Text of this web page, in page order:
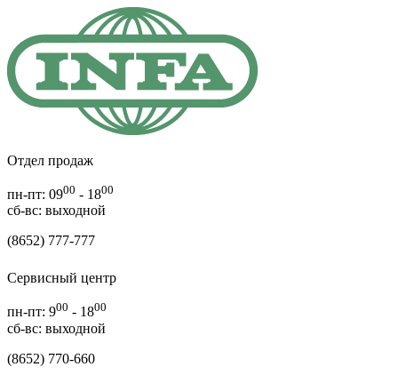
Отдел продаж
пн-пт: 0900 - 1800
cб-вс: выходной
(8652) 777-777
Сервисный центр
пн-пт: 900 - 1800
сб-вс: выходной
(8652) 770-660